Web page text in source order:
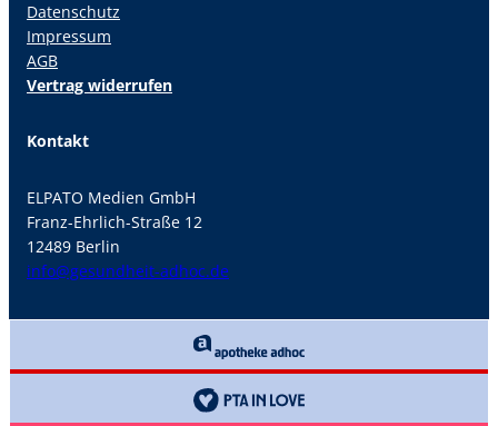
Datenschutz
Impressum
AGB
Vertrag widerrufen
Kontakt
ELPATO Medien GmbH
Franz-Ehrlich-Straße 12
12489 Berlin
info@gesundheit-adhoc.de